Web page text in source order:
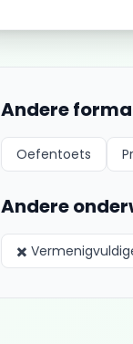
Andere
Oefentoets
Andere
✖️